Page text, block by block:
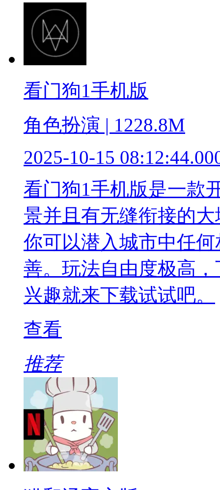
看门狗1手机版
角色扮演 | 1228.8M
2025-10-15
看门狗1手机版是一款
景并且有无缝衔接的
你可以潜入城市中任
善。玩法自由度极高
兴趣就来下载试试吧。
查看
推荐